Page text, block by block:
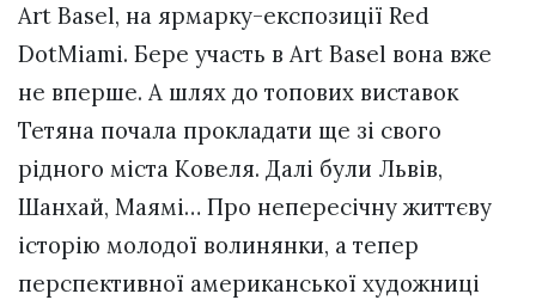
Art Basel, на ярмарку-експозиції Red
DotMiami. Бере участь в Art Basel вона вже
не вперше. А шлях до топових виставок
Тетяна почала прокладати ще зі свого
рідного міста Ковеля. Далі були Львів,
Шанхай, Маямі… Про непересічну життєву
історію молодої волинянки, а тепер
перспективної американської художниці